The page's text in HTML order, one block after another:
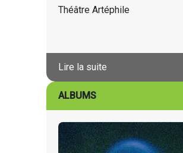
Théâtre Artéphile
Lire la suite
ALBUMS